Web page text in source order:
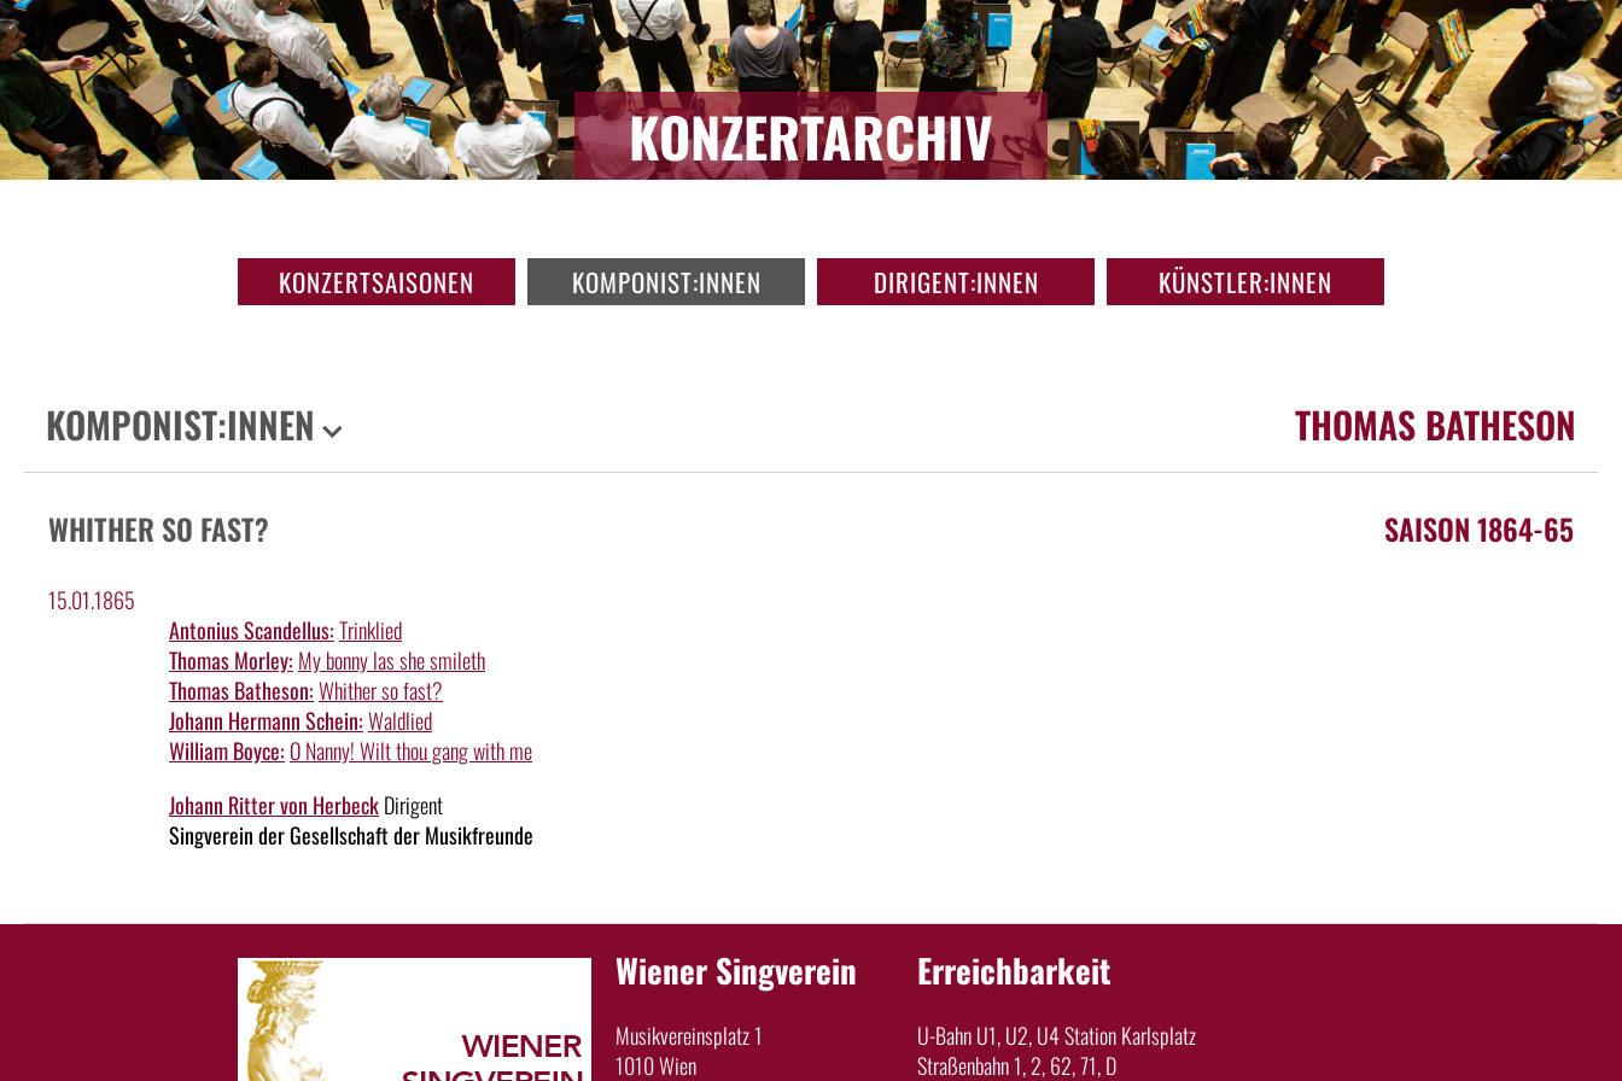
KONZERTARCHIV
KONZERTSAISONEN KOMPONIST:INNEN DIRIGENT:INNEN KÜNSTLER:INNEN
KOMPONIST:INNEN THOMAS BATHESON
WHITHER SO FAST? SAISON 1864-65
15.01.1865
Antonius Scandellus:Trinklied
Thomas Morley: My bonny las she smileth
Thomas Batheson:Whither so fast?
Johann Hermann Schein:Waldlied
William Boyce: O Nanny! Wilt thou gang with me
Johann Ritter von HerbeckDirigent
Singverein der Gesellschaft der Musikfreunde
Wiener Singverein
Musikvereinsplatz 1
1010 Wien
Erreichbarkeit
U-Bahn U1, U2, U4 Station Karlsplatz
Straßenbahn 1, 2, 62, 71, D